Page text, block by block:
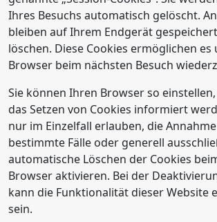
Ihres Besuchs automatisch gelöscht.
bleiben auf Ihrem Endgerät
löschen. Diese Cookies ermöglichen es
Browser beim nächsten Besuch
Sie können Ihren Browser so
das Setzen von Cookies informiert
nur im Einzelfall erlauben, die
bestimmte Fälle oder generell
automatische Löschen der Cookies
Browser aktivieren. Bei der
kann die Funktionalität dieser Website
sein.